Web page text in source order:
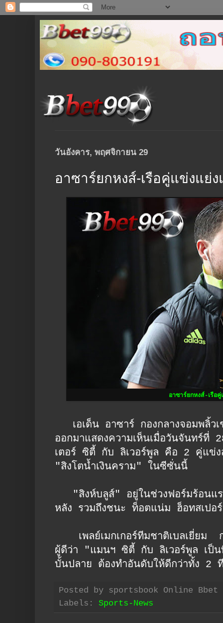
วันอังคาร, พฤศจิกายน 29
อาซาร์ยกหงส์-เรือคู่แข่งแย่
อาซาร์ยกหงส์-เรือ
เอเด็น อาซาร์ กองกลางจอมพลิ้ว
ออกมาแสดงความเห็นเมื่อวันจันทร์ที่
เตอร์ ซิตี้ กับ ลิเวอร์พูล คือ 2 คู่แข่
"สิงโตน้ำเงินคราม" ในซีซั่นนี้
"สิงห์บลูส์" อยู่ในช่วงฟอร์มร้อนแร
หลัง รวมถึงชนะ ท็อตแน่ม ฮ็อทสเปอ
เพลย์เมกเกอร์ทีมชาติเบลเยี่ยม ก
ผู้ดีว่า "แมนฯ ซิตี้ กับ ลิเวอร์พูล เป็
บั้นปลาย ต้องทำอันดับให้ดีกว่าทั้ง 2
Posted by sportsbook Online Bbet
Labels: Sports-News